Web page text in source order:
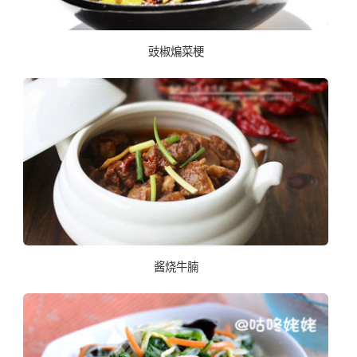
豉椒煸菜梗
酱烧牛腩